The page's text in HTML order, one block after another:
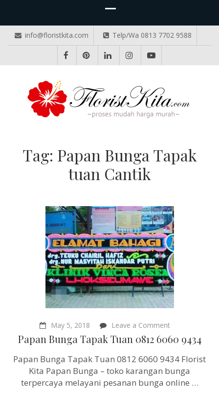
info@floristkita.com Telp/Wa 0813 7702 9588
Tag: Papan Bunga Tapak
tuan Cantik
May 5, 2018 Leave a Commenton
Papan
Bunga
Tuan
6060
9434
Papan Bunga Tapak Tuan 0812 6060 9434
Papan Bunga Tapak Tuan 0812 6060 9434 Florist
Kita Papan Bunga – toko karangan bunga
terpercaya melayani pesanan bunga online …